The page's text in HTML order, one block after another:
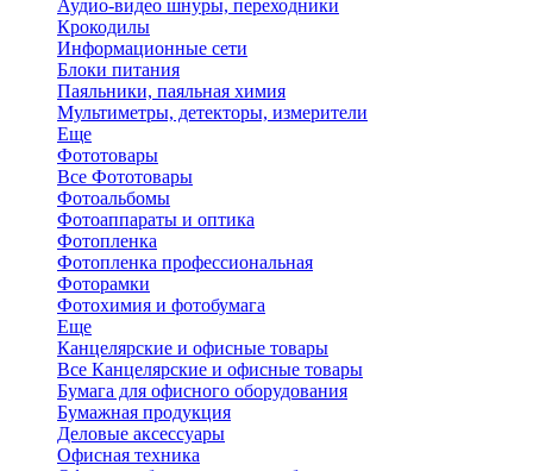
Аудио-видео шнуры, переходники
Крокодилы
Информационные сети
Блоки питания
Паяльники, паяльная химия
Мультиметры, детекторы, измерители
Еще
Фототовары
Все Фототовары
Фотоальбомы
Фотоаппараты и оптика
Фотопленка
Фотопленка профессиональная
Фоторамки
Фотохимия и фотобумага
Еще
Канцелярские и офисные товары
Все Канцелярские и офисные товары
Бумага для офисного оборудования
Бумажная продукция
Деловые аксессуары
Офисная техника